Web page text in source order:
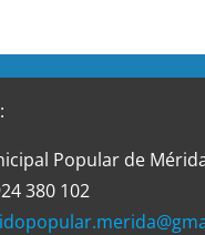
Popular de
380 102